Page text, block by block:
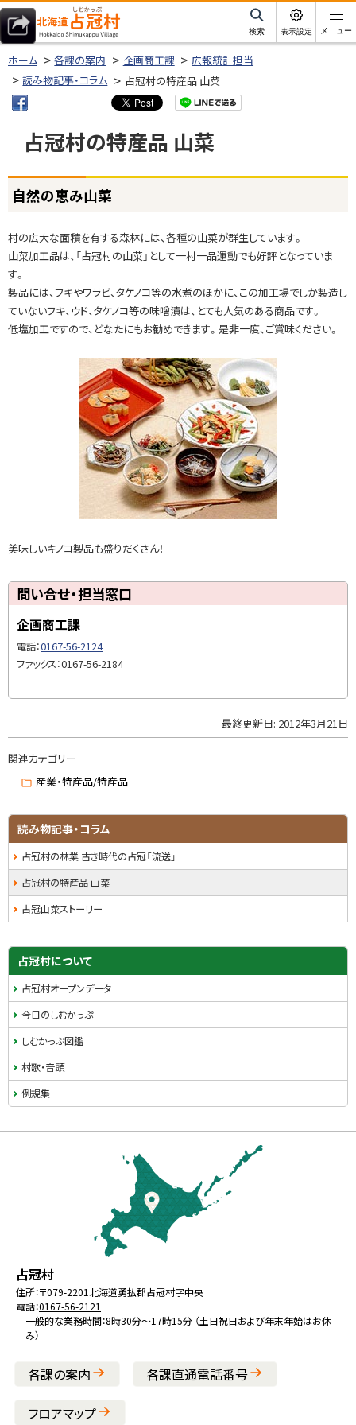
本
文
へ北海道占冠村
サ
イ
ト
内
検索 表示設定 メニュー
ホーム 各課の案内 企画商工課
広報統計担当
読み物記事・コラム
占冠村の特産品 山菜
占冠村の特産品 山菜
ページ内目次
自
の
恵
み
山
菜
自然の恵み山菜
村の広大な面積を有する森林には、各種の山菜が群生しています。
山菜加工品は、「占冠村の山菜」として一村一品運動でも好評となっていま
す。
製品には、フキやワラビ、タケノコ等の水煮のほかに、この加工場でしか製造し
ていないフキ、ウド、タケノコ等の味噌漬は、とても人気のある商品です。
低塩加工ですので、どなたにもお勧めできます。是非一度、ご賞味ください。
美味しいキノコ製品も盛りだくさん！
ッ
プ
に
戻
問い合せ・担当窓口
企画商工課
電話：0167-56-2124
ファックス：0167-56-2184
ッ
プ
る
最終更新日: 2012年3月21日
関連カテゴリー
産業・特産品/特産品
サ
イ
ド
・
ニ
ュ
ー
読み物記事・コラム
占冠村の林業 古き時代の占冠「流送」
占冠村の特産品 山菜
占冠山菜ストーリー
占冠村について
占冠村オープンデータ
今日のしむかっぷ
しむかっぷ図鑑
村歌・音頭
例規集
北
海
道
占冠村役
場
住所：〒079-2201北海道勇払郡占冠村字中央
電話：0167-56-2121
一般的な業務時間：8時30分～17時15分 （土日祝日および年末年始はお休
み）
各課の案内 各課直通電話番号
フロアマップ